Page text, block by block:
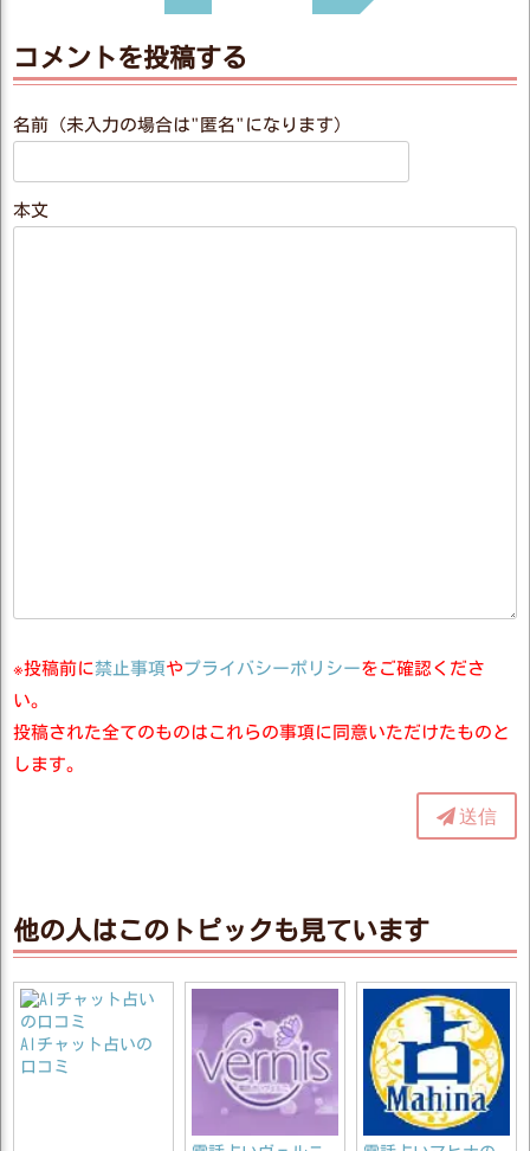
コメントを投稿する
名前（未入力の場合は"匿名"になります）
本文
※投稿前に禁止事項やプライバシーポリシーをご確認くださ
い。
投稿された全てのものはこれらの事項に同意いただけたものと
します。
送信
他の人はこのトピックも見ています
AIチャット占いの
口コミ